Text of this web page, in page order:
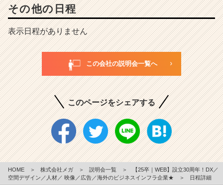
その他の日程
表示日程がありません
この会社の説明会一覧へ
このページをシェアする
HOME ＞ 株式会社メガ ＞ 説明会一覧 ＞
【25卒｜WEB】設立30周年！DX／
空間デザイン／人材／ 映像／広告／海外のビジネスインフラ企業★
＞ 日程詳細